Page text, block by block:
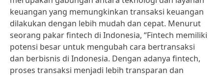
keuangan yang memungkinkan transaksi keuangan
dilakukan dengan lebih mudah dan cepat. Menurut
seorang pakar fintech di Indonesia, “Fintech memiliki
potensi besar untuk mengubah cara bertransaksi
dan berbisnis di Indonesia. Dengan adanya fintech,
proses transaksi menjadi lebih transparan dan